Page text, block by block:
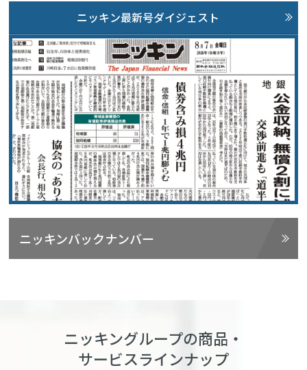
ニッキン最新号ダイジェスト
ニッキンバックナンバー
ニッキングループの商品・
サービスラインナップ